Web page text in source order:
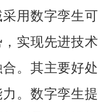
用数字孪生可
实现先进技术
。其主要好处
力。数字孪生提